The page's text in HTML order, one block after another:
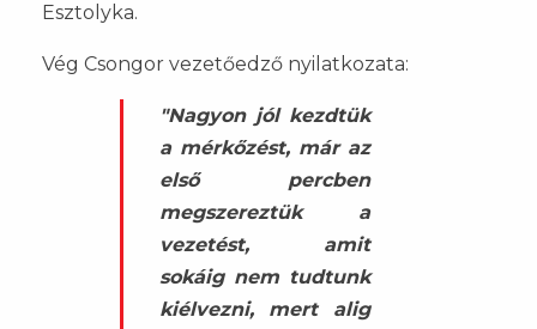
Esztolyka.
Vég Csongor vezetőedző nyilatkozata:
"Nagyon jól kezdtük
a mérkőzést, már az
első percben
megszereztük a
vezetést, amit
sokáig nem tudtunk
kiélvezni, mert alig